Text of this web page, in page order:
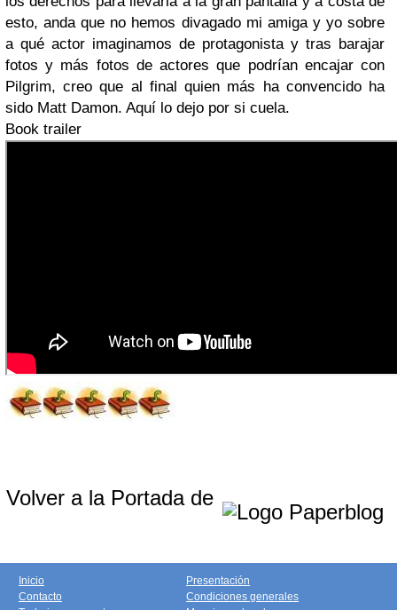
esto, anda que no hemos divagado mi amiga y yo sobre
a qué actor imaginamos de protagonista y tras barajar
fotos y más fotos de actores que podrían encajar con
Pilgrim, creo que al final quien más ha convencido ha
sido Matt Damon. Aquí lo dejo por si cuela.
Book trailer
Volver a la Portada de
Inicio
Contacto
Presentación
Condiciones generales